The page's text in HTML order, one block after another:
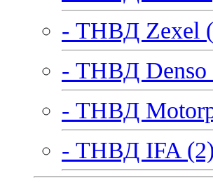
- ТНВД Zexel
- ТНВД Denso
- ТНВД
- ТНВД IFA (2)